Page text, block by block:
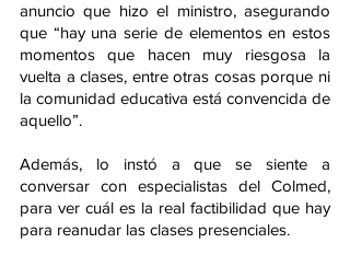
anuncio que hizo el ministro, asegurando
que “hay una serie de elementos en estos
momentos que hacen muy riesgosa la
vuelta a clases, entre otras cosas porque ni
la comunidad educativa está convencida de
aquello”.
Además, lo instó a que se siente a
conversar con especialistas del Colmed,
para ver cuál es la real factibilidad que hay
para reanudar las clases presenciales.